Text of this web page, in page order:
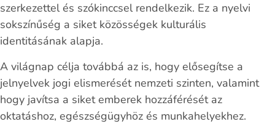
szerkezettel és szókinccsel rendelkezik. Ez a nyelvi
sokszínűség a siket közösségek kulturális
identitásának alapja.
A világnap célja továbbá az is, hogy elősegítse a
jelnyelvek jogi elismerését nemzeti szinten, valamint
hogy javítsa a siket emberek hozzáférését az
oktatáshoz, egészségügyhöz és munkahelyekhez.